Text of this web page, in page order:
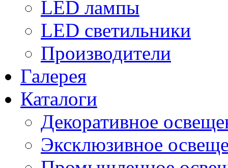
LED лампы
LED светильники
Производители
Галерея
Каталоги
Декоративное
Эксклюзивное